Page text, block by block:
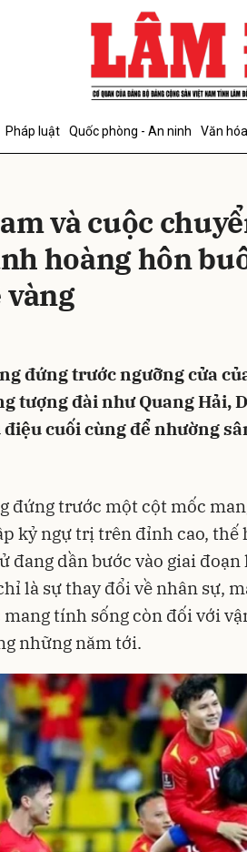
Pháp luật Quốc phòng - An ninh Văn
và cuộc
hoàng hôn
đứng trước ngưỡng cửa
tượng đài như Quang Hải,
cuối cùng để nhường
đứng trước một cột mốc
kỷ ngự trị trên đỉnh cao, thế
đang dần bước vào giai đoạn
là sự thay đổi về nhân sự,
tính sống còn đối với
những năm tới.
Gửi bình luận